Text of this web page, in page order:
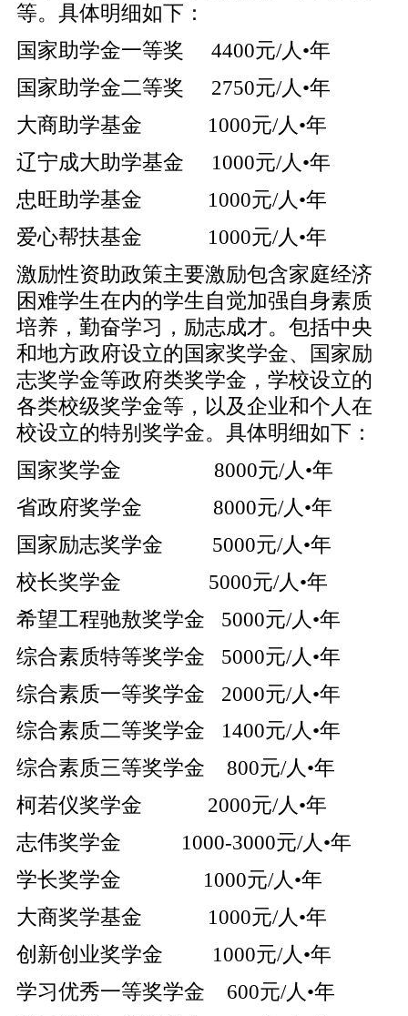
等。具体明细如下：
国家助学金一等奖 4400元/人•年
国家助学金二等奖 2750元/人•年
大商助学基金 1000元/人•年
辽宁成大助学基金 1000元/人•年
忠旺助学基金 1000元/人•年
爱心帮扶基金 1000元/人•年
激励性资助政策主要激励包含家庭经济
困难学生在内的学生自觉加强自身素质
培养，勤奋学习，励志成才。包括中央
和地方政府设立的国家奖学金、国家励
志奖学金等政府类奖学金，学校设立的
各类校级奖学金等，以及企业和个人在
校设立的特别奖学金。具体明细如下：
国家奖学金 8000元/人•年
省政府奖学金 8000元/人•年
国家励志奖学金 5000元/人•年
校长奖学金 5000元/人•年
希望工程驰敖奖学金 5000元/人•年
综合素质特等奖学金 5000元/人•年
综合素质一等奖学金 2000元/人•年
综合素质二等奖学金 1400元/人•年
综合素质三等奖学金 800元/人•年
柯若仪奖学金 2000元/人•年
志伟奖学金 1000-3000元/人•年
学长奖学金 1000元/人•年
大商奖学基金 1000元/人•年
创新创业奖学金 1000元/人•年
学习优秀一等奖学金 600元/人•年